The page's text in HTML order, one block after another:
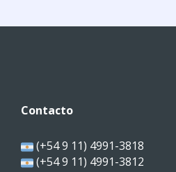
Contacto
(+54 9 11) 4991-3818
(+54 9 11) 4991-3812